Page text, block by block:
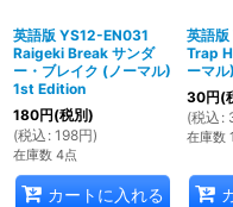
英語版 YS12-EN031
Raigeki Break サンダ
ー・ブレイク (ノーマル)
1st Edition
180円(税別)
(税込 : 198円)
在庫数 4点
カートに入れる
英語
Trap
ーマ
30円(
(税込 :
在庫数